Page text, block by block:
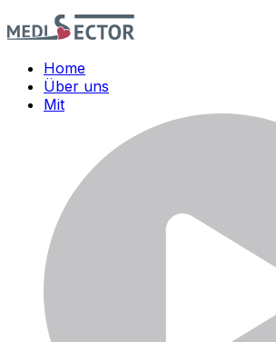
Home
Über uns
Mit